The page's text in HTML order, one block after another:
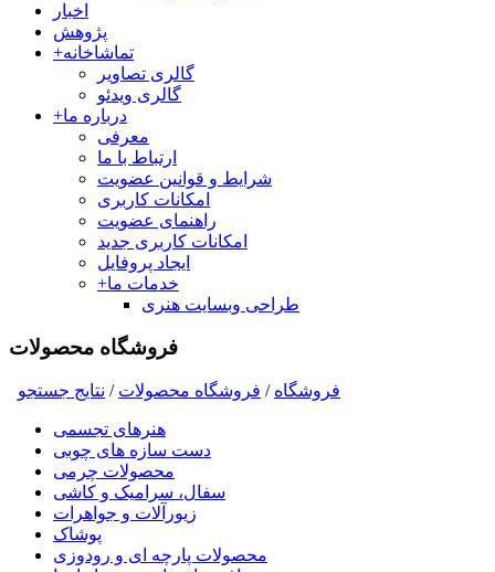
اخبار
پژوهش
+تماشاخانه
گالری تصاویر
گالری ویدئو
+درباره ما
معرفی
ارتباط با ما
شرایط و قوانین عضویت
امکانات کاربری
راهنمای عضویت
امکانات کاربری جدید
ایجاد پروفایل
+خدمات ما
طراحی وبسایت هنری
فروشگاه محصولات
فروشگاه / فروشگاه محصولات / نتايج جستجو
هنرهای تجسمی
دست سازه های چوبی
محصولات چرمی
سفال، سرامیک و کاشی
زیورآلات و جواهرات
پوشاک
محصولات پارچه ای و رودوزی